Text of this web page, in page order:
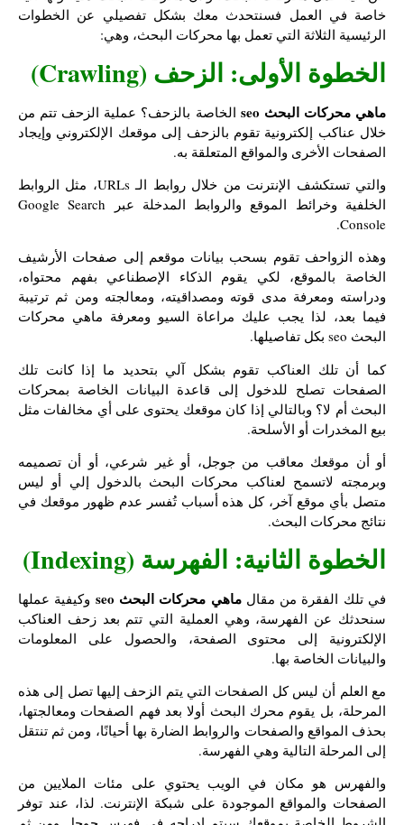
خاصة في العمل فسنتحدث معك بشكل تفصيلي عن الخطوات
الرئيسية الثلاثة التي تعمل بها محركات البحث، وهي:
الخطوة الأولى: الزحف (Crawling)
ماهي محركات البحث seo
الخاصة بالزحف؟ عملية الزحف تتم من
خلال عناكب إلكترونية تقوم بالزحف إلى موقعك الإلكتروني وإيجاد
الصفحات الأخرى والمواقع المتعلقة به.
والتي تستكشف الإنترنت من خلال روابط الـ URLs، مثل الروابط
الخلفية وخرائط الموقع والروابط المدخلة عبر Google Search
Console.
وهذه الزواحف تقوم بسحب بيانات موقعم إلى صفحات الأرشيف
الخاصة بالموقع، لكي يقوم الذكاء الإصطناعي بفهم محتواه،
ودراسته ومعرفة مدى قوته ومصداقيته، ومعالجته ومن ثم ترتيبة
فيما بعد، لذا يجب عليك مراعاة السيو ومعرفة ماهي محركات
البحث seo بكل تفاصيلها.
كما أن تلك العناكب تقوم بشكل آلي بتحديد ما إذا كانت تلك
الصفحات تصلح للدخول إلى قاعدة البيانات الخاصة بمحركات
البحث أم لا؟ وبالتالي إذا كان موقعك يحتوى على أي مخالفات مثل
بيع المخدرات أو الأسلحة.
أو أن موقعك معاقب من جوجل، أو غير شرعي، أو أن تصميمه
وبرمجته لاتسمح لعناكب محركات البحث بالدخول إلي أو ليس
متصل بأي موقع آخر، كل هذه أسباب تُفسر عدم ظهور موقعك في
نتائج محركات البحث.
الخطوة الثانية: الفهرسة (Indexing)
في تلك الفقرة من مقال ماهي محركات البحث seo
وكيفية عملها
سنحدثك عن الفهرسة، وهي العملية التي تتم بعد زحف العناكب
الإلكترونية إلى محتوى الصفحة، والحصول على المعلومات
والبيانات الخاصة بها.
مع العلم أن ليس كل الصفحات التي يتم الزحف إليها تصل إلى هذه
المرحلة، بل يقوم محرك البحث أولا بعد فهم الصفحات ومعالجتها،
بحذف المواقع والصفحات والروابط الضارة بها أحيانًا، ومن ثم تنتقل
إلى المرحلة التالية وهي الفهرسة.
والفهرس هو مكان في الويب يحتوي على مئات الملايين من
الصفحات والمواقع الموجودة على شبكة الإنترنت. لذا، عند توفر